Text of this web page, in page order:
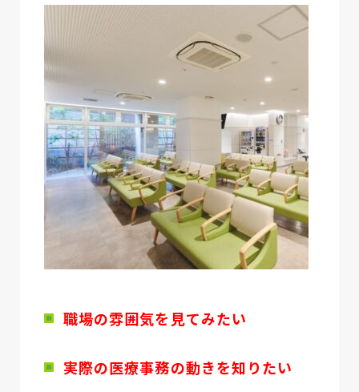
職場の雰囲気を見てみたい
実際の医療事務の動きを知りたい